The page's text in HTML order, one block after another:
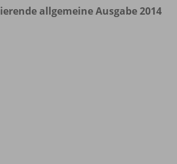
allgemeine Ausgabe 2014